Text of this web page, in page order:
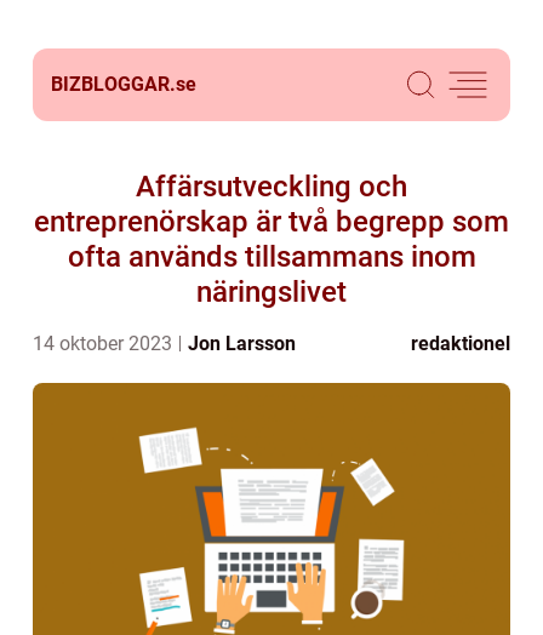
BIZBLOGGAR.se
Affärsutveckling och
entreprenörskap är två begrepp som
ofta används tillsammans inom
näringslivet
14 oktober 2023 Jon Larsson redaktionel